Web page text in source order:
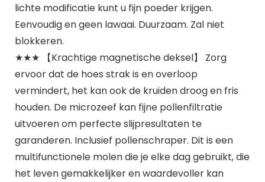
lichte modificatie kunt u fijn poeder krijgen.
Eenvoudig en geen lawaai. Duurzaam. Zal niet
blokkeren.
★★★ 【Krachtige magnetische deksel】 Zorg
ervoor dat de hoes strak is en overloop
vermindert, het kan ook de kruiden droog en fris
houden. De microzeef kan fijne pollenfiltratie
uitvoeren om perfecte slijpresultaten te
garanderen. Inclusief pollenschraper. Dit is een
multifunctionele molen die je elke dag gebruikt, die
het leven gemakkelijker en waardevoller kan